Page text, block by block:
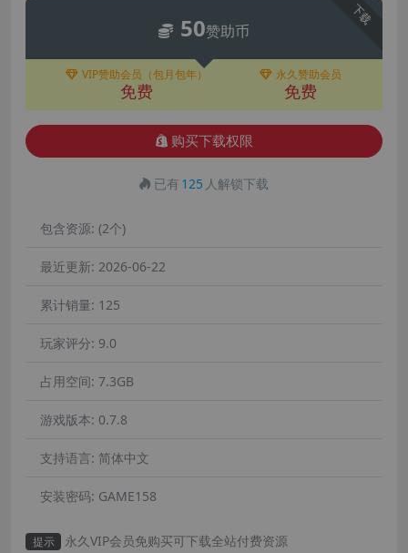
下载
50赞助币
VIP赞助会员（包月包年）
免费
永久赞助会员
免费
购买下载权限
已有 125 人解锁下载
包含资源: (2个)
最近更新: 2026-06-22
累计销量: 125
玩家评分: 9.0
占用空间: 7.3GB
游戏版本: 0.7.8
支持语言: 简体中文
安装密码: GAME158
提示 永久VIP会员免购买可下载全站付费资源